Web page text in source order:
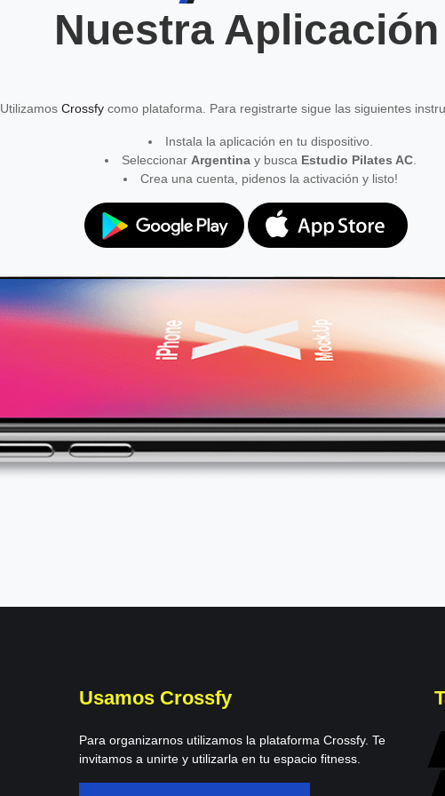
Nuestra Aplicación
Utilizamos Crossfy como plataforma. Para registrarte sigue las siguientes
Instala la aplicación en tu dispositivo.
Seleccionar Argentinay busca Estudio Pilates AC.
Crea una cuenta, pidenos la activación y listo!
Usamos Crossfy
Para organizarnos utilizamos la plataforma Crossfy. Te
invitamos a unirte y utilizarla en tu espacio fitness.